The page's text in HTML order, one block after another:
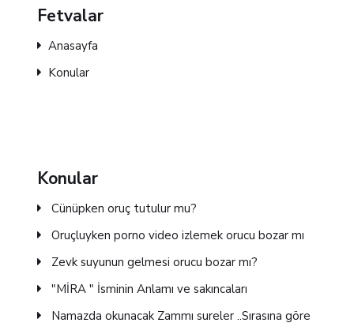
Fetvalar
Anasayfa
Konular
Konular
Cünüpken oruç tutulur mu?
Oruçluyken porno video izlemek orucu bozar mı
Zevk suyunun gelmesi orucu bozar mı?
"MİRA " İsminin Anlamı ve sakıncaları
Namazda okunacak Zammı sureler ..Sırasına göre